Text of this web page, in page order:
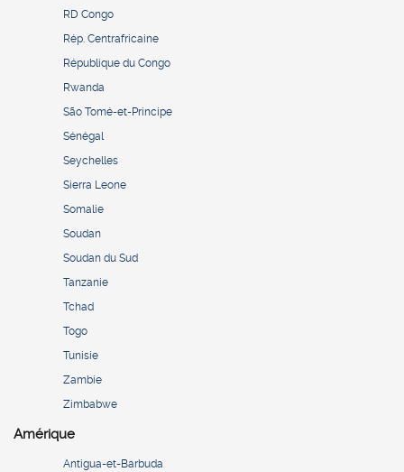
RD Congo
Rép. Centrafricaine
République du Congo
Rwanda
São Tomé-et-Principe
Sénégal
Seychelles
Sierra Leone
Somalie
Soudan
Soudan du Sud
Tanzanie
Tchad
Togo
Tunisie
Zambie
Zimbabwe
Amérique
Antigua-et-Barbuda